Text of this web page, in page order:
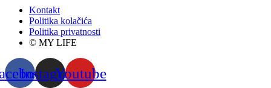
Kontakt
Politika kolačića
Politika privatnosti
© MY LIFE
InstagramYoutube